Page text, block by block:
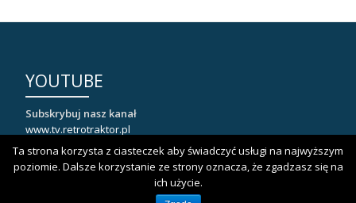
YOUTUBE
Subskrybuj nasz kanał
www.tv.retrotraktor.pl
Ta strona korzysta z ciasteczek aby świadczyć usługi na najwyższym
poziomie. Dalsze korzystanie ze strony oznacza, że zgadzasz się na
ich użycie.